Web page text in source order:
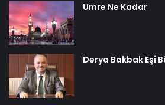
Umre Ne Kadar
Derya Bakbak Eşi